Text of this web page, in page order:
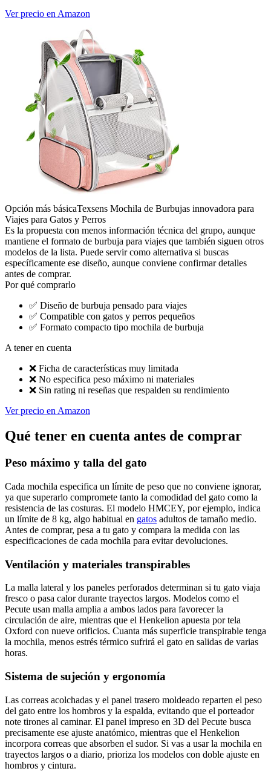
Ver precio en Amazon
Opción más básicaTexsens Mochila de Burbujas innovadora para
Viajes para Gatos y Perros
Es la propuesta con menos información técnica del grupo, aunque
mantiene el formato de burbuja para viajes que también siguen otros
modelos de la lista. Puede servir como alternativa si buscas
específicamente ese diseño, aunque conviene confirmar detalles
antes de comprar.
Por qué comprarlo
✅ Diseño de burbuja pensado para viajes
✅ Compatible con gatos y perros pequeños
✅ Formato compacto tipo mochila de burbuja
A tener en cuenta
❌ Ficha de características muy limitada
❌ No especifica peso máximo ni materiales
❌ Sin rating ni reseñas que respalden su rendimiento
Ver precio en Amazon
Qué tener en cuenta antes de comprar
Peso máximo y talla del gato
Cada mochila especifica un límite de peso que no conviene ignorar,
ya que superarlo compromete tanto la comodidad del gato como la
resistencia de las costuras. El modelo HMCEY, por ejemplo, indica
un límite de 8 kg, algo habitual en gatos adultos de tamaño medio.
Antes de comprar, pesa a tu gato y compara la medida con las
especificaciones de cada mochila para evitar devoluciones.
Ventilación y materiales transpirables
La malla lateral y los paneles perforados determinan si tu gato viaja
fresco o pasa calor durante trayectos largos. Modelos como el
Pecute usan malla amplia a ambos lados para favorecer la
circulación de aire, mientras que el Henkelion apuesta por tela
Oxford con nueve orificios. Cuanta más superficie transpirable tenga
la mochila, menos estrés térmico sufrirá el gato en salidas de varias
horas.
Sistema de sujeción y ergonomía
Las correas acolchadas y el panel trasero moldeado reparten el peso
del gato entre los hombros y la espalda, evitando que el porteador
note tirones al caminar. El panel impreso en 3D del Pecute busca
precisamente ese ajuste anatómico, mientras que el Henkelion
incorpora correas que absorben el sudor. Si vas a usar la mochila en
trayectos largos o a diario, prioriza los modelos con doble ajuste en
hombros y cintura.